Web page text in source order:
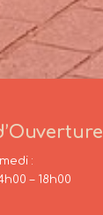
:
– 18h00